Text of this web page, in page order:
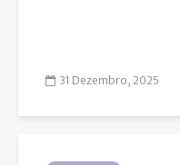
31 Dezembro, 2025